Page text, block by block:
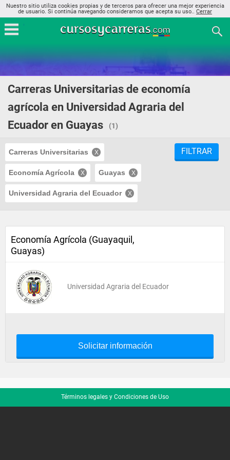
Nuestro sitio utiliza cookies propias y de terceros para ofrecer una mejor experiencia
de usuario. Si continúa navegando consideramos que acepta su uso.. Cerrar
Carreras Universitarias de economía
agrícola en Universidad Agraria del
Ecuador en Guayas
(1)
Carreras Universitarias
Economía Agrícola Guayas
Universidad Agraria del Ecuador
FILTRAR
Economía Agrícola (Guayaquil,
Guayas)
Universidad Agraria del Ecuador
Solicitar información
Términos legales y Condiciones de Uso